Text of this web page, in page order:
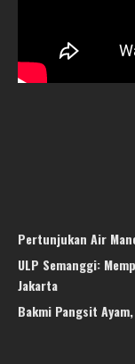
Pertunjukan Air
ULP Semanggi:
Jakarta
Bakmi Pangsit